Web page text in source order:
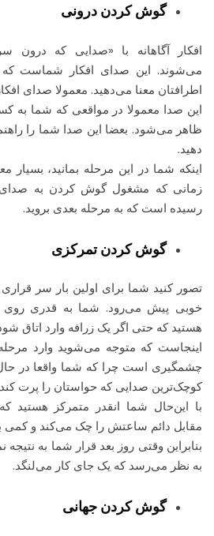
گوش کردن درونی
افکار آگاهانه با «صدایی که درون
می‌شوند. این صدای افکار شماست
اطرافتان معنا می‌دهید. معمولا صدای
این صدا معمولا در مواقعی که شما به
ظاهر می‌شود. بعضا این صدا شما را
دهید.
اینکه شما در این مرحله بمانید،
زمانی که مشغول گوش کردن به صدای
رسیده است که به مرحله بعدی بروید.
گوش کردن تمرکزی
تصور کنید شما برای اولین بار سر
خوبی پیش می‌رود. شما به قدری روی
هستید که حتی اگر یک زرافه وارد اتاق
اینجاست که متوجه می‌شوید وارد
چشمگیری است چرا که شما واقعا در
کوچک‌ترین صدایی که حواستان را پرت
با این‌حال شما انقدر متمرکز هستید
مقابل دائم ساعتش را چک می‌کند و کمی
بنابراین وقتی روز بعد قرار شما به
به نظر می‌رسد که یک جای کار می‌لنگد.
گوش کردن جهانی